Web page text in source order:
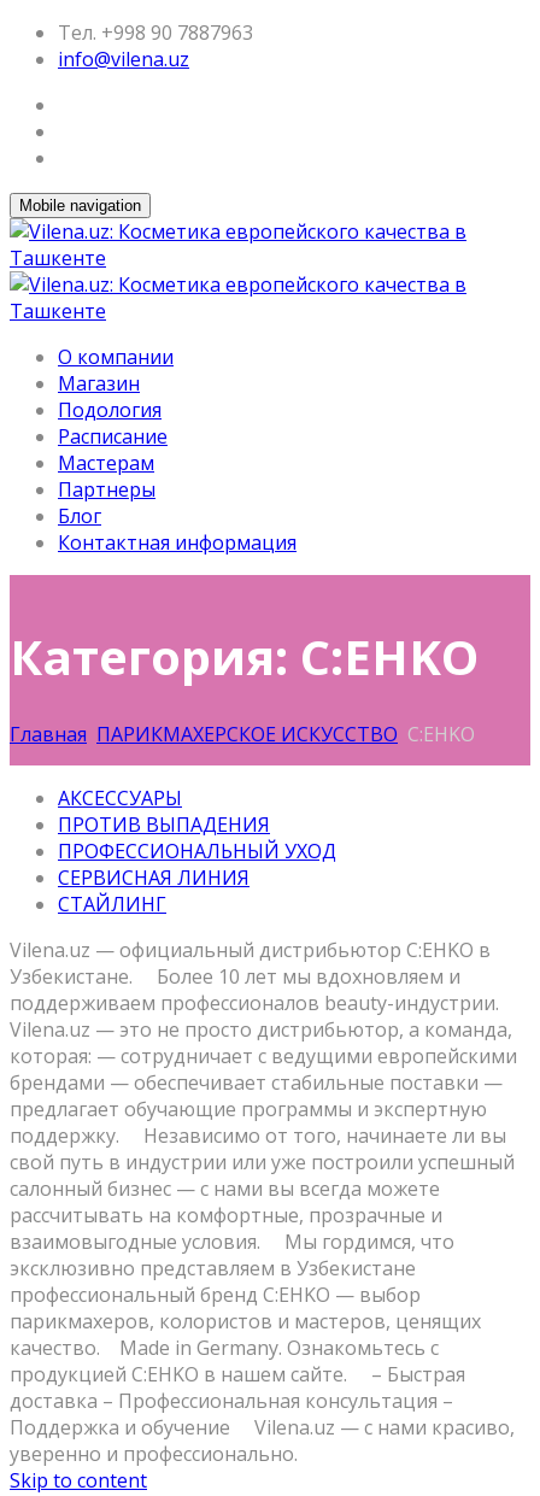
Тел. +998 90 7887963
info@vilena.uz
Mobile navigation
О компании
Магазин
Подология
Расписание
Мастерам
Партнеры
Блог
Контактная информация
Категория: C:EHKO
Главная ПАРИКМАХЕРСКОЕ ИСКУССТВО C:EHKO
АКСЕССУАРЫ
ПРОТИВ ВЫПАДЕНИЯ
ПРОФЕССИОНАЛЬНЫЙ УХОД
СЕРВИСНАЯ ЛИНИЯ
СТАЙЛИНГ
Vilena.uz — официальный дистрибьютор C:EHKO в
Узбекистане. ⠀ Более 10 лет мы вдохновляем и
поддерживаем профессионалов beauty-индустрии. ⠀
Vilena.uz — это не просто дистрибьютор, а команда,
которая: — сотрудничает с ведущими европейскими
брендами — обеспечивает стабильные поставки —
предлагает обучающие программы и экспертную
поддержку. ⠀ Независимо от того, начинаете ли вы
свой путь в индустрии или уже построили успешный
салонный бизнес — с нами вы всегда можете
рассчитывать на комфортные, прозрачные и
взаимовыгодные условия. ⠀ Мы гордимся, что
эксклюзивно представляем в Узбекистане
профессиональный бренд C:EHKO — выбор
парикмахеров, колористов и мастеров, ценящих
качество. ⠀Made in Germany. Ознакомьтесь с
продукцией C:EHKO в нашем сайте. ⠀ – Быстрая
доставка – Профессиональная консультация –
Поддержка и обучение ⠀ Vilena.uz — с нами красиво,
уверенно и профессионально.
Skip to content